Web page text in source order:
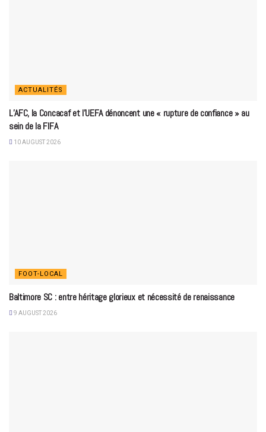
ACTUALITÉS
L’AFC, la Concacaf et l’UEFA dénoncent une « rupture de confiance » au
sein de la FIFA
10 AUGUST 2026
FOOT-LOCAL
Baltimore SC : entre héritage glorieux et nécessité de renaissance
9 AUGUST 2026